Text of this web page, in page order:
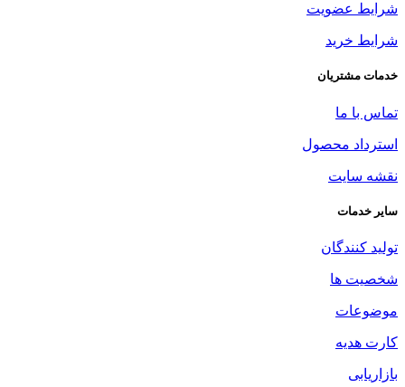
شرایط عضویت
شرایط خرید
خدمات مشتریان
تماس با ما
استرداد محصول
نقشه سایت
سایر خدمات
تولید کنندگان
شخصیت ها
موضوعات
کارت هدیه
بازاریابی